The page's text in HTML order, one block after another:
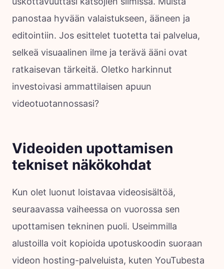
panostaa hyvään valaistukseen, ääneen ja
editointiin. Jos esittelet tuotetta tai palvelua,
selkeä visuaalinen ilme ja terävä ääni ovat
ratkaisevan tärkeitä. Oletko harkinnut
investoivasi ammattilaisen apuun
videotuotannossasi?
Videoiden upottamisen
tekniset näkökohdat
Kun olet luonut loistavaa videosisältöä,
seuraavassa vaiheessa on vuorossa sen
upottamisen tekninen puoli. Useimmilla
alustoilla voit kopioida upotuskoodin suoraan
videon hosting-palveluista, kuten YouTubesta